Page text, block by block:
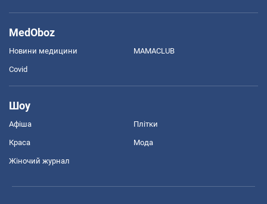
MedOboz
Новини медицини MAMACLUB
Covid
Шоу
Афіша Плітки
Краса Мода
Жіночий журнал